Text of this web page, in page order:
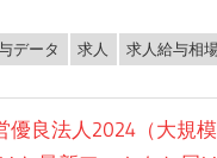
データ 求人 求人給与相
良法人2024（大規